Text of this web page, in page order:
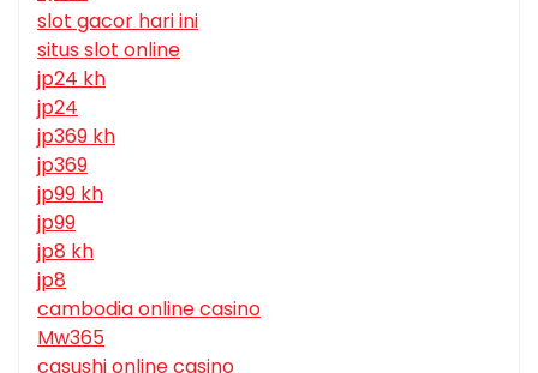
slot gacor hari ini
situs slot online
jp24 kh
jp24
jp369 kh
jp369
jp99 kh
jp99
jp8 kh
jp8
cambodia online casino
Mw365
casushi online casino